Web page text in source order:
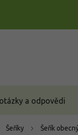
a odpovědi
Šeříky Šeřík